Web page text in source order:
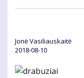
Jonė Vasiliauskaitė
2018-08-10